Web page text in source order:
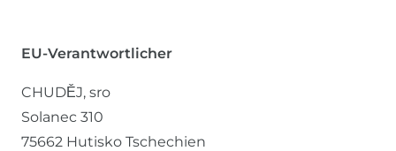
EU-Verantwortlicher
CHUDĚJ, sro
Solanec 310
75662 Hutisko Tschechien